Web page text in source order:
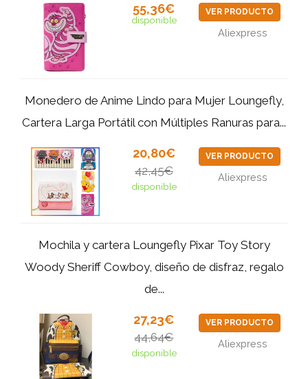
55,36€
disponible
VER PRODUCTO
Aliexpress
Monedero de Anime Lindo para Mujer Loungefly,
Cartera Larga Portátil con Múltiples Ranuras para...
20,80€
42,45€
disponible
VER PRODUCTO
Aliexpress
Mochila y cartera Loungefly Pixar Toy Story
Woody Sheriff Cowboy, diseño de disfraz, regalo
de...
27,23€
44,64€
disponible
VER PRODUCTO
Aliexpress